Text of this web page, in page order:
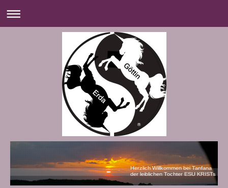
Herzlich Willkommen bei Tanfana
der leiblichen Tochter ESU KRISTs